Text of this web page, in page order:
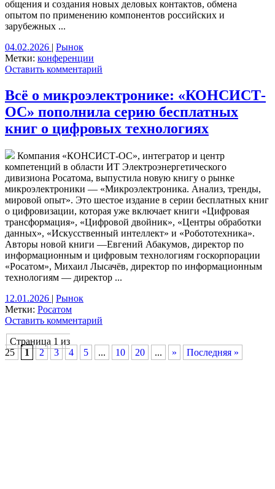
общения и создания новых деловых контактов, обмена
опытом по применению компонентов российских и
зарубежных ...
04.02.2026 | Рынок
Метки: конференции
Оставить комментарий
Всё о микроэлектронике: «КОНСИСТ-
ОС» пополнила серию бесплатных
книг о цифровых технологиях
Компания «КОНСИСТ-ОС», интегратор и центр
компетенций в области ИТ Электроэнергетического
дивизиона Росатома, выпустила новую книгу о рынке
микроэлектроники — «Микроэлектроника. Анализ, тренды,
мировой опыт». Это шестое издание в серии бесплатных книг
о цифровизации, которая уже включает книги «Цифровая
трансформация», «Цифровой двойник», «Центры обработки
данных», «Искусственный интеллект» и «Робототехника».
Авторы новой книги —Евгений Абакумов, директор по
информационным и цифровым технологиям госкорпорации
«Росатом», Михаил Лысачёв, директор по информационным
технологиям — директор ...
12.01.2026 | Рынок
Метки: Росатом
Оставить комментарий
Страница 1 из
25
1 2 3 4 5 ... 10 20 ... » Последняя »